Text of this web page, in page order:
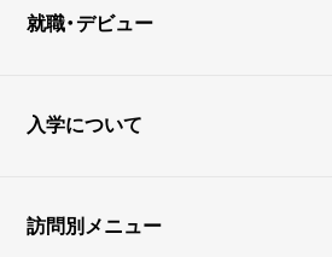
就職・デビュー
入学について
訪問別メニュー